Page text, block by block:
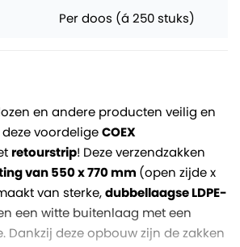
Per doos (á 250 stuks)
en andere producten veilig en
voordeligeCOEX
retourstrip! Deze verzendzakken
van 550 x 770 mm (open zijde x
van sterke,dubbellaagse LDPE-
een witte buitenlaag met een
Dankzij deze opbouw zijn de zakken